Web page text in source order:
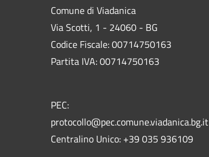
Comune di Viadanica
Via Scotti, 1 - 24060 - BG
Codice Fiscale: 00714750163
Partita IVA: 00714750163
PEC:
protocollo@pec.comune.viadanica.bg.it
Centralino Unico: +39 035 936109